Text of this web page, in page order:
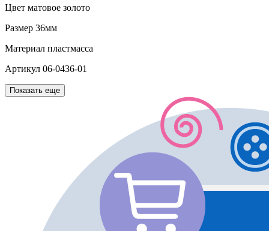
Цвет матовое золото
Размер 36мм
Материал пластмасса
Артикул 06-0436-01
Показать еще